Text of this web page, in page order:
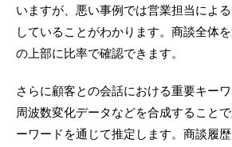
いますが、悪い事例では営業担当によ
していることがわかります。商談全体
の上部に比率で確認できます。
さらに顧客との会話における重要キー
周波数変化データなどを合成すること
ーワードを通じて推定します。商談履